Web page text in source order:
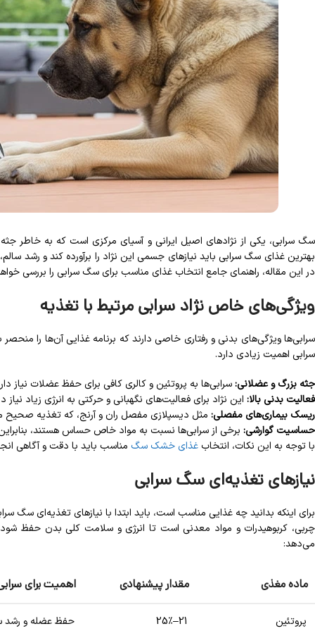
سگ سرابی، یکی از نژادهای اصیل ایرانی و آسیای مرکزی است که به خاطر
بهترین غذای سگ سرابی باید نیازهای جسمی این نژاد را برآورده کند و رشد
در این مقاله، راهنمای جامع انتخاب غذای مناسب برای سگ سرابی را بررسی
ویژگی‌های خاص نژاد سرابی مرتبط با تغذیه
سرابی‌ها ویژگی‌های بدنی و رفتاری خاصی دارند که برنامه غذایی آن‌ها را
سرابی اهمیت زیادی دارد.
جثه بزرگ و عضلانی:سرابی‌ها به پروتئین و کالری کافی برای حفظ عضلات نیاز
فعالیت بدنی بالا: این نژاد برای فعالیت‌های نگهبانی و حرکتی به انرژی زیاد نیاز
ریسک بیماری‌های مفصلی: مثل دیسپلازی مفصل ران و آرنج، که تغذیه صحیح
حساسیت گوارشی: برخی از سرابی‌ها نسبت به مواد خاص حساس هستند،
با توجه به این نکات، انتخاب غذای خشک سگ مناسب باید با دقت و آگاهی
نیازهای تغذیه‌ای سگ سرابی
برای اینکه بدانید چه غذایی مناسب است، باید ابتدا با نیازهای تغذیه‌ای سگ
چربی، کربوهیدرات و مواد معدنی است تا انرژی و سلامت کلی بدن حفظ
می‌دهد:
ماده مغذی مقدار پیشنهادی اهمیت برای
پروتئین 21–25٪ حفظ عضله و رشد